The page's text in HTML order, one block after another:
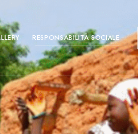
RESPONSABILITÀ SOCIALE